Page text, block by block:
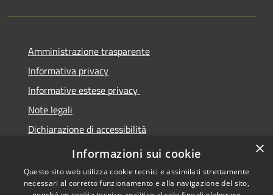
Amministrazione trasparente
Informativa privacy
Informative estese privacy
Note legali
Dichiarazione di accessibilità
Obbiettivi di Accessibilità
×
Informazioni sui cookie
Questo sito web utilizza cookie tecnici e assimilati strettamente
necessari al corretto funzionamento e alla navigazione del sito,